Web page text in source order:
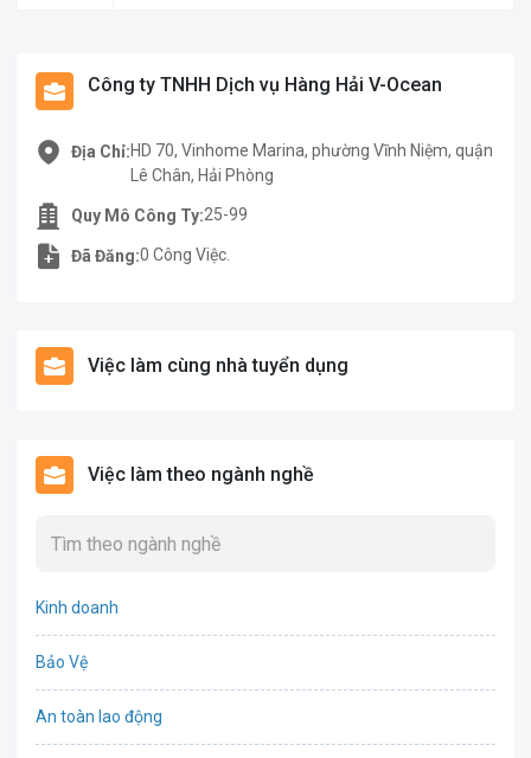
Công ty TNHH Dịch vụ Hàng Hải V-Ocean
Địa Chỉ:HD 70, Vinhome Marina, phường Vĩnh Niệm, quận
Lê Chân, Hải Phòng
Quy Mô Công Ty:25-99
Đã Đăng:0 Công Việc.
Việc làm cùng nhà tuyển dụng
Việc làm theo ngành nghề
Kinh doanh
Bảo Vệ
An toàn lao động